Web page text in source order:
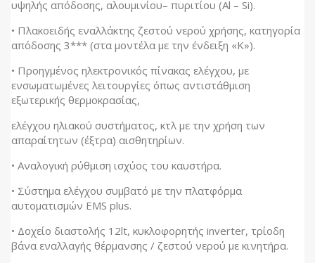
υψηλής απόδοσης, αλουμινίου– πυριτίου (Al – Si).
• Πλακοειδής εναλλάκτης ζεστού νερού χρήσης, κατηγορία
απόδοσης 3*** (στα μοντέλα με την ένδειξη «Κ»).
• Προηγμένος ηλεκτρονικός πίνακας ελέγχου, με
ενσωματωμένες λειτουργίες όπως αντιστάθμιση
εξωτερικής θερμοκρασίας,
ελέγχου ηλιακού συστήματος, κτλ με την χρήση των
απαραίτητων (έξτρα) αισθητηρίων.
• Αναλογική ρύθμιση ισχύος του καυστήρα.
• Σύστημα ελέγχου συμβατό με την πλατφόρμα
αυτοματισμών EMS plus.
• Δοχείο διαστολής 12lt, κυκλοφορητής inverter, τρίοδη
βάνα εναλλαγής θέρμανσης / ζεστού νερού με κινητήρα.